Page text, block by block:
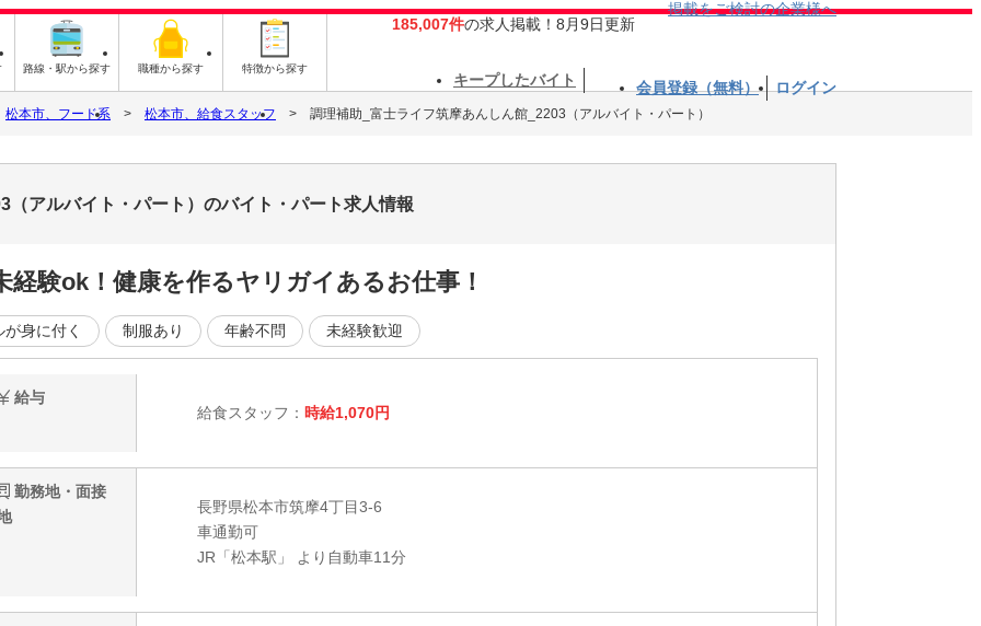
路線・駅から探す 職種から探す 特徴から探す
185,007件の求人掲載！8月9日更新
掲載をご検討の企業様へ
キープしたバイト 会員登録（無料） ログイン
松本市、フード系 松本市、給食スタッフ 調理補助_富士ライフ筑摩あんしん館_2203（アルバイト・パート）
アルバイト・パート）のバイト・パート求人情報
験ok！健康を作るヤリガイあるお仕事！
身に付く 制服あり 年齢不問 未経験歓迎
給与
給食スタッフ： 時給1,070円
勤務地・面接
長野県松本市筑摩4丁目3-6
車通勤可
JR「松本駅」 より自動車11分